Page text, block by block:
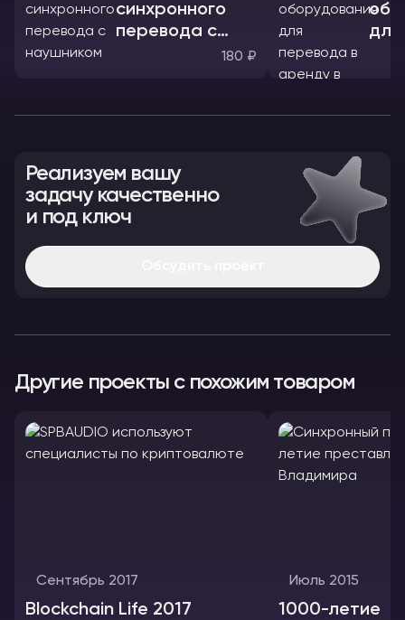
синхронного
перевода с
180 ₽
Реализуем вашу
задачу качественно
и под ключ
Другие проекты с похожим товаром
Сентябрь 2017
Blockchain Life 2017
Июль 2015
1000-летие